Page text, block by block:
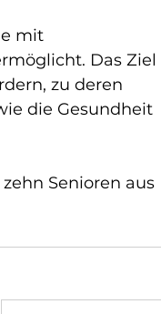
mit
Das Ziel
zu deren
die Gesundheit
Senioren aus